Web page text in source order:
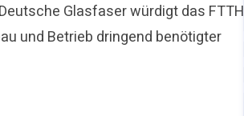
Glasfaser würdigt das FTTH
und Betrieb dringend benötigter